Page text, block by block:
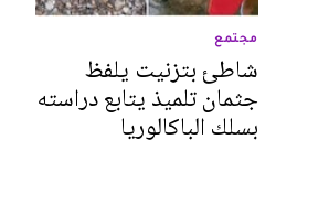
مجتمع
شاطئ بتزنيت يلفظ
جثمان تلميذ يتابع دراسته
بسلك الباكالوريا